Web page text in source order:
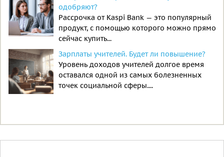
одобряют?
Рассрочка от Kaspi Bank — это популярный
продукт, с помощью которого можно прямо
сейчас купить...
Зарплаты учителей. Будет ли повышение?
Уровень доходов учителей долгое время
оставался одной из самых болезненных
точек социальной сферы....